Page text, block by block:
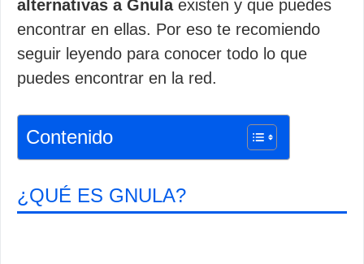
alternativas a Gnulaexisten y que puedes
encontrar en ellas. Por eso te recomiendo
seguir leyendo para conocer todo lo que
puedes encontrar en la red.
Contenido
¿QUÉ ES GNULA?